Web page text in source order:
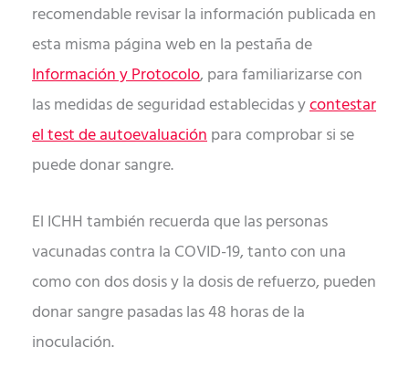
recomendable revisar la información publicada en
esta misma página web en la pestaña de
Información y Protocolo, para familiarizarse con
las medidas de seguridad establecidas ycontestar
el test de autoevaluaciónpara comprobar si se
puede donar sangre.
El ICHH también recuerda que las personas
vacunadas contra la COVID-19, tanto con una
como con dos dosis y la dosis de refuerzo, pueden
donar sangre pasadas las 48 horas de la
inoculación.